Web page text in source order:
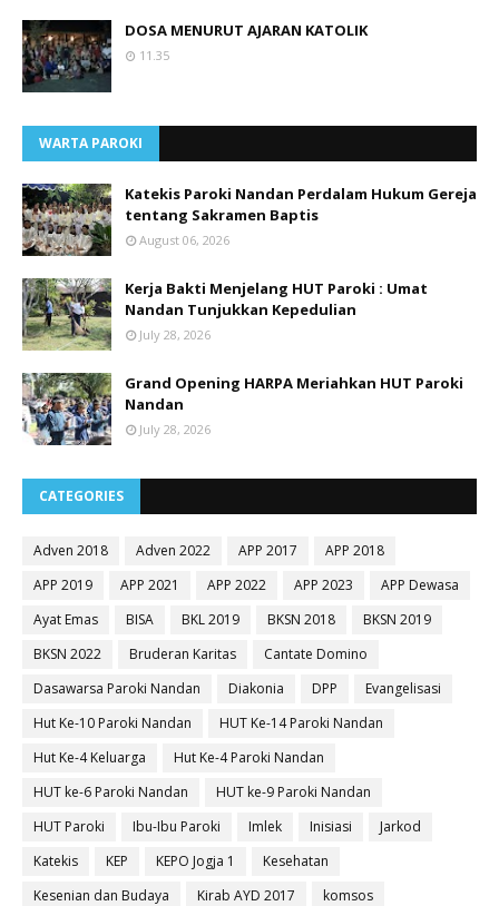
DOSA MENURUT AJARAN KATOLIK
11.35
WARTA PAROKI
Katekis Paroki Nandan Perdalam Hukum Gereja
tentang Sakramen Baptis
August 06, 2026
Kerja Bakti Menjelang HUT Paroki : Umat
Nandan Tunjukkan Kepedulian
July 28, 2026
Grand Opening HARPA Meriahkan HUT Paroki
Nandan
July 28, 2026
CATEGORIES
Adven 2018 Adven 2022 APP 2017
APP 2018
APP 2019
APP 2021 APP 2022 APP 2023
APP Dewasa
Ayat Emas
BISA BKL 2019 BKSN 2018
BKSN 2019
BKSN 2022
Bruderan Karitas
Cantate Domino
Dasawarsa Paroki Nandan
Diakonia DPP
Evangelisasi
Hut Ke-10 Paroki Nandan
HUT Ke-14 Paroki Nandan
Hut Ke-4 Keluarga
Hut Ke-4 Paroki Nandan
HUT ke-6 Paroki Nandan
HUT ke-9 Paroki Nandan
HUT Paroki
Ibu-Ibu Paroki Imlek Inisiasi
Jarkod
Katekis
KEP KEPO Jogja 1
Kesehatan
Kesenian dan Budaya
Kirab AYD 2017
komsos